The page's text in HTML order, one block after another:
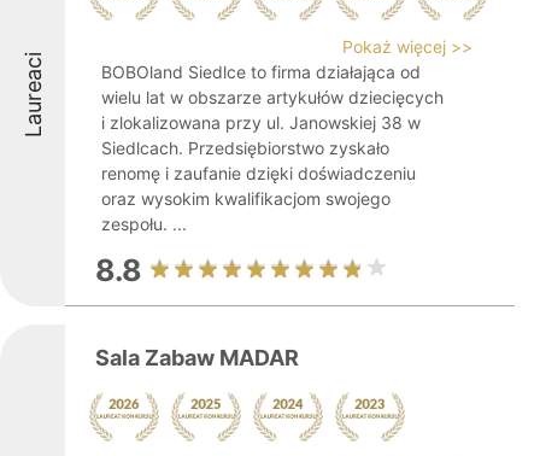
Laureaci
Pokaż więcej >>
BOBOland Siedlce to firma działająca od
wielu lat w obszarze artykułów dziecięcych
i zlokalizowana przy ul. Janowskiej 38 w
Siedlcach. Przedsiębiorstwo zyskało
renomę i zaufanie dzięki doświadczeniu
oraz wysokim kwalifikacjom swojego
zespołu. ...
8.8
Sala Zabaw MADAR